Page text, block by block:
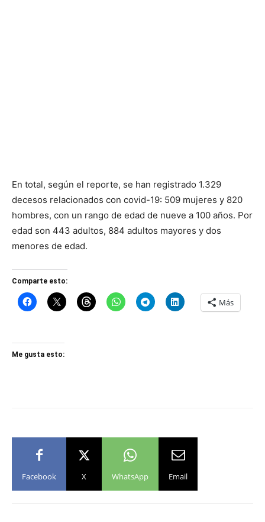
En total, según el reporte, se han registrado 1.329
decesos relacionados con covid-19: 509 mujeres y 820
hombres, con un rango de edad de nueve a 100 años. Por
edad son 443 adultos, 884 adultos mayores y dos
menores de edad.
Comparte esto:
Más
Me gusta esto:
Facebook X WhatsApp Email